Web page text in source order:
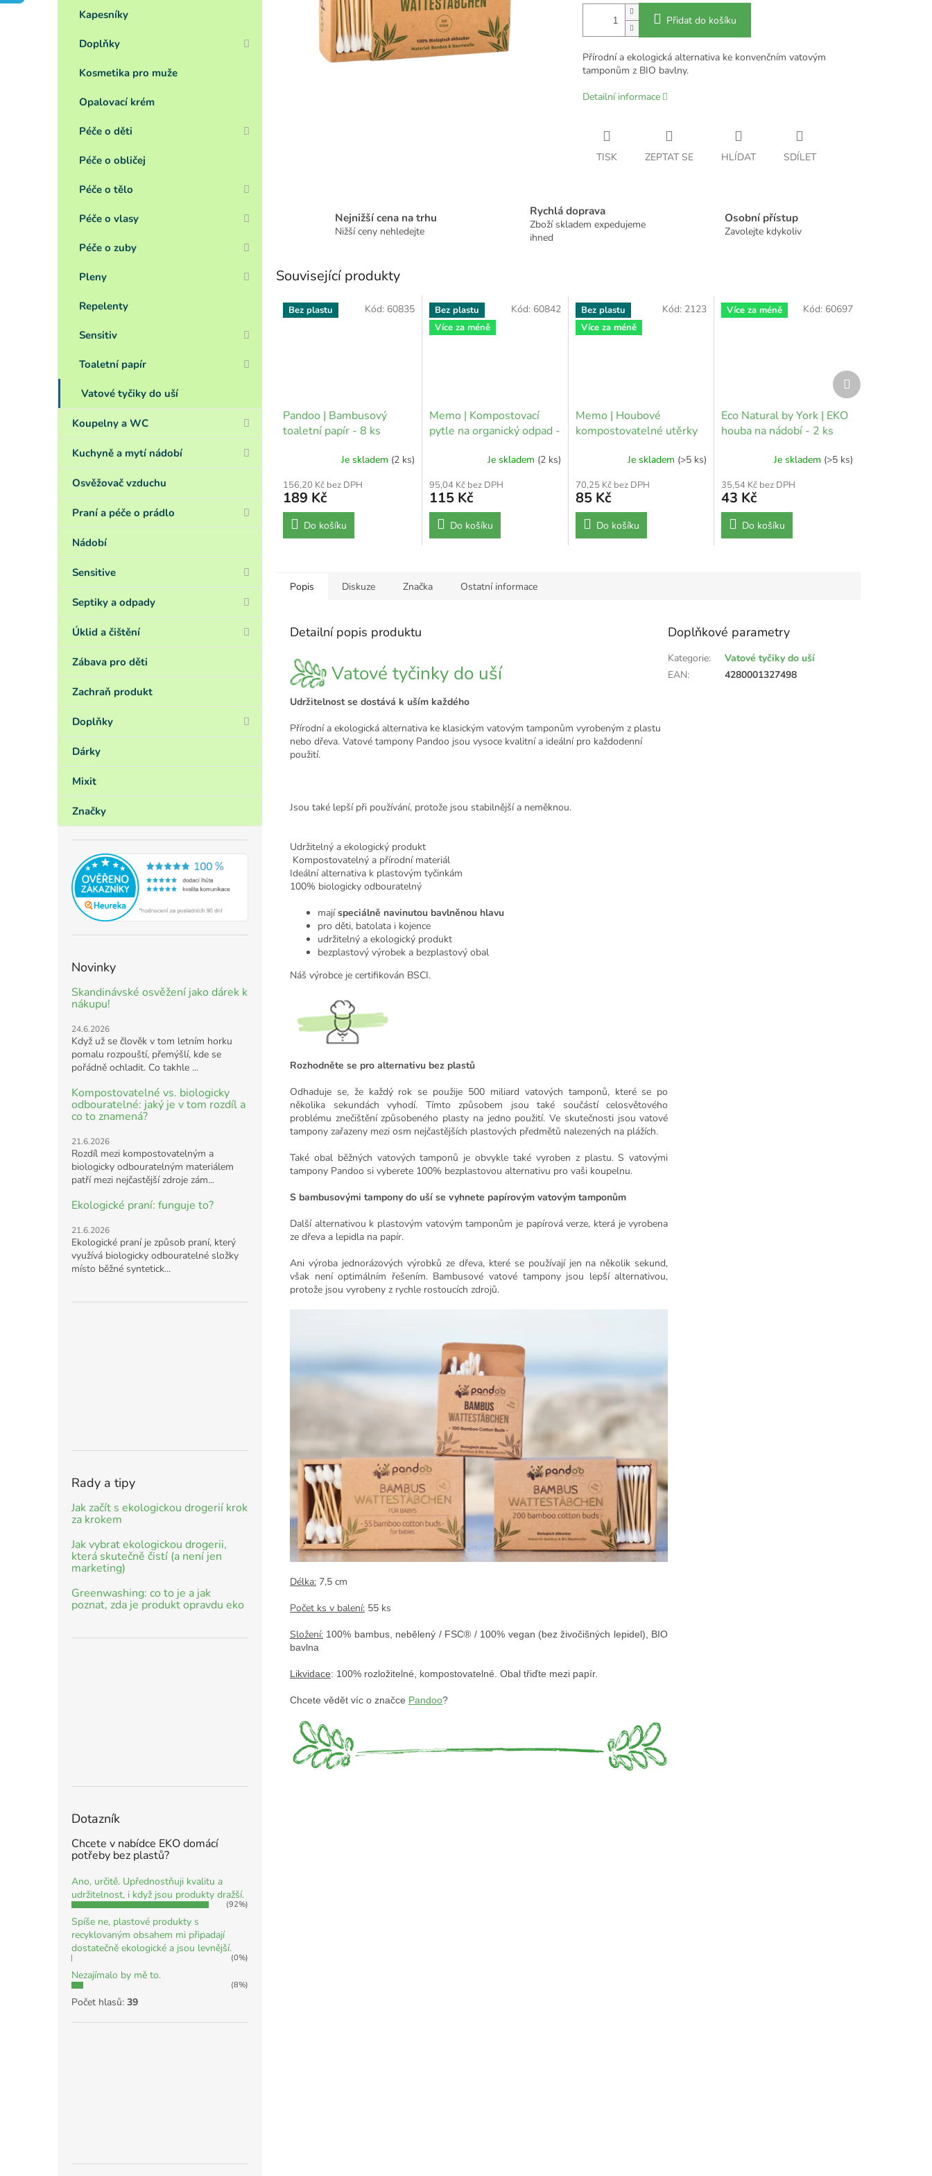
Kapesníky
Doplňky
Kosmetika pro muže
Opalovací krém
Péče o děti
Péče o obličej
Péče o tělo
Péče o vlasy
Péče o zuby
Pleny
Repelenty
Sensitiv
Toaletní papír
Vatové tyčiky do uší
Koupelny a WC
Kuchyně a mytí nádobí
Osvěžovač vzduchu
Praní a péče o prádlo
Nádobí
Sensitive
Septiky a odpady
Úklid a čištění
Zábava pro děti
Zachraň produkt
Doplňky
Dárky
Mixit
Značky
Novinky
Skandinávské osvěžení jako dárek k
nákupu!
24.6.2026
Když už se člověk v tom letním horku
pomalu rozpouští, přemýšlí, kde se
pořádně ochladit. Co takhle ...
Kompostovatelné vs. biologicky
odbouratelné: jaký je v tom rozdíl a
co to znamená?
21.6.2026
Rozdíl mezi kompostovatelným a
biologicky odbouratelným materiálem
patří mezi nejčastější zdroje zám...
Ekologické praní: funguje to?
21.6.2026
Ekologické praní je způsob praní, který
využívá biologicky odbouratelné složky
místo běžné syntetick...
Rady a tipy
Jak začít s ekologickou drogerií krok
za krokem
Jak vybrat ekologickou drogerii,
která skutečně čistí (a není jen
marketing)
Greenwashing: co to je a jak
poznat, zda je produkt opravdu eko
Dotazník
Chcete v nabídce EKO domácí
potřeby bez plastů?
Ano, určitě. Upřednostňuji kvalitu a
udržitelnost, i když jsou produkty dražší.
(92%)
Spíše ne, plastové produkty s
recyklovaným obsahem mi připadají
dostatečně ekologické a jsou levnější.
(0%)
Nezajímalo by mě to.
(8%)
Počet hlasů: 39
Přidat do košíku
Přírodní a ekologická alternativa ke konvenčním vatovým
tamponům z BIO bavlny.
Detailní informace
TISK ZEPTAT SE HLÍDAT SDÍLET
Nejnižší cena na trhu
Nižší ceny nehledejte
Rychlá doprava
Zboží skladem expedujeme
ihned
Osobní přístup
Zavolejte kdykoliv
Související produkty
Bez plastu
Pandoo | Bambusový
toaletní papír - 8 ks
Je skladem (2 ks)
156,20 Kč bez DPH
189 Kč
Do košíku
Kód: 60835
Bez plastu
Více za méně
Memo | Kompostovací
pytle na organický odpad -
Je skladem (2 ks)
95,04 Kč bez DPH
115 Kč
Do košíku
Kód: 60842
Bez plastu
Více za méně
Memo | Houbové
kompostovatelné utěrky
Je skladem (>5 ks)
70,25 Kč bez DPH
85 Kč
Do košíku
Kód: 2123 Více za méně
Eco Natural by York | EKO
houba na nádobí - 2 ks
Je skladem (>5 ks)
35,54 Kč bez DPH
43 Kč
Do košíku
Kód: 60697
Další
produkt
Popis Diskuze Značka Ostatní informace
Detailní popis produktu
Vatové tyčinky do uší
Udržitelnost se dostává k uším každého
Přírodní a ekologická alternativa ke klasickým vatovým tamponům vyrobeným z plastu
nebo dřeva. Vatové tampony Pandoo jsou vysoce kvalitní a ideální pro každodenní
použití.
Jsou také lepší při používání, protože jsou stabilnější a neměknou.
Udržitelný a ekologický produkt
Kompostovatelný a přírodní materiál
Ideální alternativa k plastovým tyčinkám
100% biologicky odbouratelný
mají speciálně navinutou bavlněnou hlavu
pro děti, batolata i kojence
udržitelný a ekologický produkt
bezplastový výrobek a bezplastový obal
Náš výrobce je certifikován BSCI.
Rozhodněte se pro alternativu bez plastů
Odhaduje se, že každý rok se použije 500 miliard vatových tamponů, které se po
několika sekundách vyhodí. Tímto způsobem jsou také součástí celosvětového
problému znečištění způsobeného plasty na jedno použití. Ve skutečnosti jsou vatové
tampony zařazeny mezi osm nejčastějších plastových předmětů nalezených na plážích.
Také obal běžných vatových tamponů je obvykle také vyroben z plastu. S vatovými
tampony Pandoo si vyberete 100% bezplastovou alternativu pro vaši koupelnu.
S bambusovými tampony do uší se vyhnete papírovým vatovým tamponům
Další alternativou k plastovým vatovým tamponům je papírová verze, která je vyrobena
ze dřeva a lepidla na papír.
Ani výroba jednorázových výrobků ze dřeva, které se používají jen na několik sekund,
však není optimálním řešením. Bambusové vatové tampony jsou lepší alternativou,
protože jsou vyrobeny z rychle rostoucích zdrojů.
Délka: 7,5 cm
Počet ks v balení: 55 ks
Složení: 100% bambus, nebělený / FSC® / 100% vegan (bez živočišných lepidel), BIO
bavlna
Likvidace: 100% rozložitelné, kompostovatelné. Obal třiďte mezi papír.
Chcete vědět víc o značce Pandoo?
Doplňkové parametry
Kategorie:
Vatové tyčiky do uší
EAN: 4280001327498